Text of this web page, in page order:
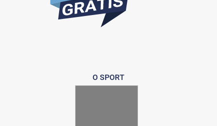
O SPORT